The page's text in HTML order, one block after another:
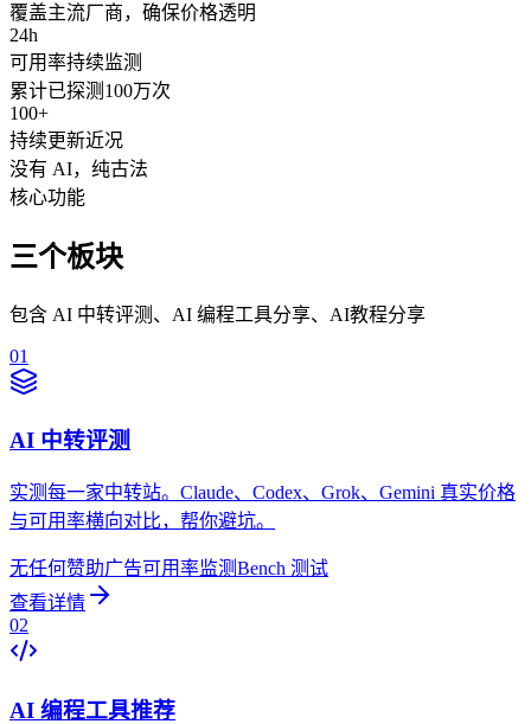
覆盖主流厂商，确保价格透明
24h
可用率持续监测
累计已探测100万次
100+
持续更新近况
没有 AI，纯古法
核心功能
三个板块
包含 AI 中转评测、AI 编程工具分享、AI教程分享
01
AI 中转评测
实测每一家中转站。Claude、Codex、Grok、Gemini 真实价格
与可用率横向对比，帮你避坑。
无任何赞助广告可用率监测Bench 测试
查看详情
02
AI 编程工具推荐